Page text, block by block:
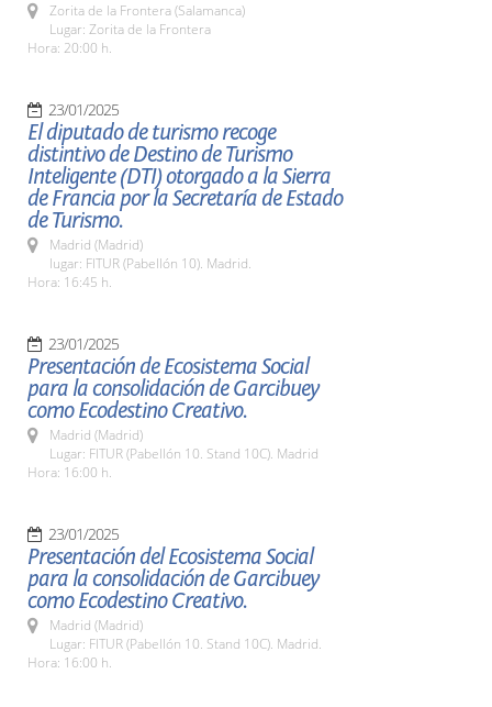
Zorita de la Frontera (Salamanca)
Lugar: Zorita de la Frontera
Hora: 20:00 h.
23/01/2025
El diputado de turismo recoge
distintivo de Destino de Turismo
Inteligente (DTI) otorgado a la Sierra
de Francia por la Secretaría de Estado
de Turismo.
Madrid (Madrid)
lugar: FITUR (Pabellón 10). Madrid.
Hora: 16:45 h.
23/01/2025
Presentación de Ecosistema Social
para la consolidación de Garcibuey
como Ecodestino Creativo.
Madrid (Madrid)
Lugar: FITUR (Pabellón 10. Stand 10C). Madrid
Hora: 16:00 h.
23/01/2025
Presentación del Ecosistema Social
para la consolidación de Garcibuey
como Ecodestino Creativo.
Madrid (Madrid)
Lugar: FITUR (Pabellón 10. Stand 10C). Madrid.
Hora: 16:00 h.